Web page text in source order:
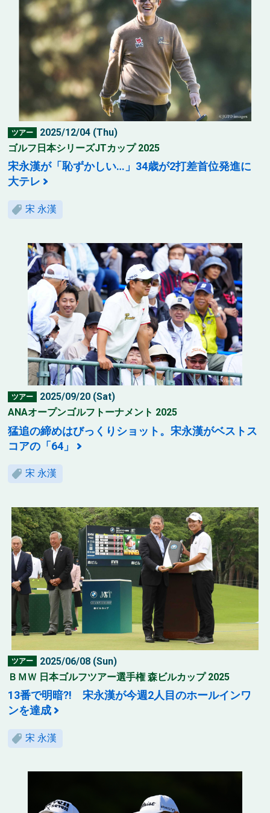
ツアー
2025/12/04 (Thu)
ゴルフ日本シリーズJTカップ 2025
宋永漢が「恥ずかしい…」34歳が2打差首位発進に
大テレ
宋 永漢
ツアー
2025/09/20 (Sat)
ANAオープンゴルフトーナメント 2025
猛追の締めはびっくりショット。宋永漢がベストス
コアの「64」
宋 永漢
ツアー
2025/06/08 (Sun)
ＢＭＷ 日本ゴルフツアー選手権 森ビルカップ 2025
13番で明暗?! 宋永漢が今週2人目のホールインワ
ンを達成
宋 永漢